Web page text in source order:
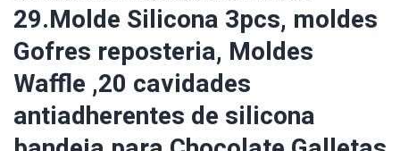
29.Molde Silicona 3pcs, moldes
Gofres reposteria, Moldes
Waffle ,20 cavidades
antiadherentes de silicona